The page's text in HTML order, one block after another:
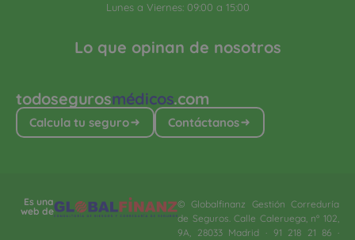
todosegurosmédicos.com
Calcula tu seguro Contáctanos
Lo que opinan de nosotros
Lunes a Viernes: 09:00 a 15:00
Es una
web de
© Globalfinanz Gestión Correduría
de Seguros. Calle Caleruega, nº 102,
9A, 28033 Madrid · 91 218 21 86 ·